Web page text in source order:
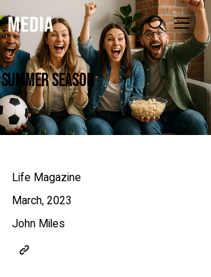
SUMMER SEASON
Life Magazine
March, 2023
John Miles